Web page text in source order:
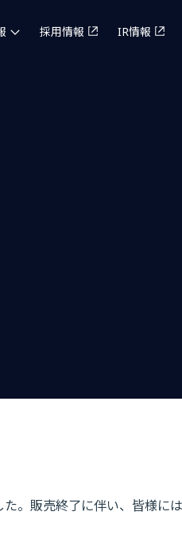
採用情報 IR情報
。販売終了に伴い、皆様に